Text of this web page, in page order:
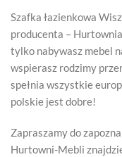
Szafka łazienkowa
producenta –
tylko nabywasz mebel
wspierasz rodzimy
spełnia wszystkie
polskie jest dobre!
Zapraszamy do
Hurtowni-Mebli